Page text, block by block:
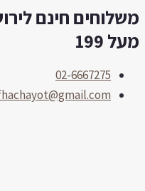
חינם
199
02-6667275